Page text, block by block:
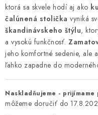
Kontakty
ktorá sa skvele hodí aj ako
čalúnená stolička vyniká
škandinávskeho štýlu,
a vysokú funkčnosť.
jeho komfortné sedenie, ale
ľahko zapadne do
Naskladňujeme -